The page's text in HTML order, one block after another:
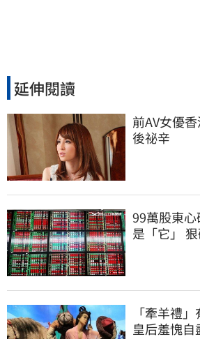
延伸閱讀
前AV女優
後祕辛
99萬股東
是「它」
「牽羊禮
皇后羞愧自